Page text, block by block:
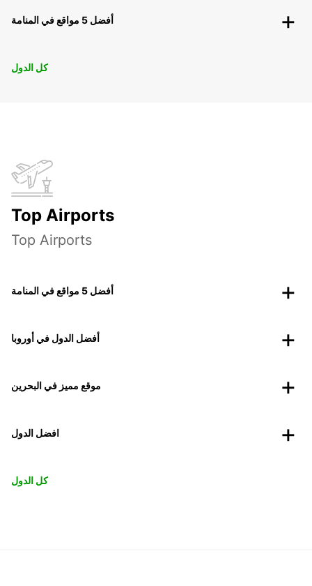
أفضل 5 مواقع في المنامة
كل الدول
Top Airports
Top Airports
أفضل 5 مواقع في المنامة
أفضل الدول في أوروبا
موقع مميز في البحرين
افضل الدول
كل الدول